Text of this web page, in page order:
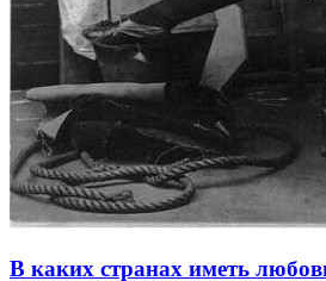
В каких странах иметь